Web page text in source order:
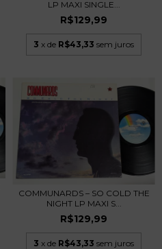
LP MAXI SINGLE...
R$129,99
3 x de R$43,33 sem juros
COMMUNARDS – SO COLD THE
NIGHT LP MAXI S...
R$129,99
3 x de R$43,33 sem juros